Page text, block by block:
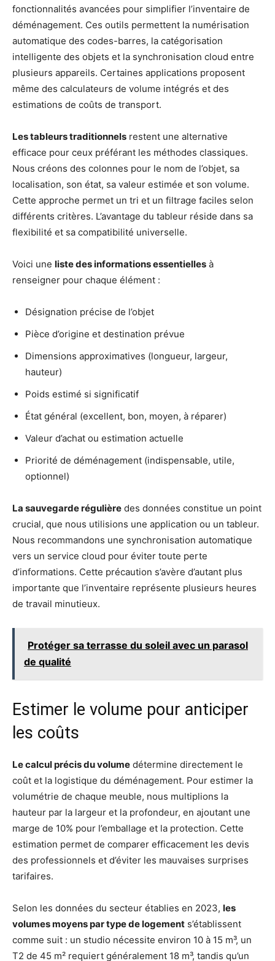
fonctionnalités avancées pour simplifier l’inventaire de
déménagement. Ces outils permettent la numérisation
automatique des codes-barres, la catégorisation
intelligente des objets et la synchronisation cloud entre
plusieurs appareils. Certaines applications proposent
même des calculateurs de volume intégrés et des
estimations de coûts de transport.
Les tableurs traditionnels restent une alternative
efficace pour ceux préférant les méthodes classiques.
Nous créons des colonnes pour le nom de l’objet, sa
localisation, son état, sa valeur estimée et son volume.
Cette approche permet un tri et un filtrage faciles selon
différents critères. L’avantage du tableur réside dans sa
flexibilité et sa compatibilité universelle.
Voici une liste des informations essentielles à
renseigner pour chaque élément :
Désignation précise de l’objet
Pièce d’origine et destination prévue
Dimensions approximatives (longueur, largeur,
hauteur)
Poids estimé si significatif
État général (excellent, bon, moyen, à réparer)
Valeur d’achat ou estimation actuelle
Priorité de déménagement (indispensable, utile,
optionnel)
La sauvegarde régulière des données constitue un point
crucial, que nous utilisions une application ou un tableur.
Nous recommandons une synchronisation automatique
vers un service cloud pour éviter toute perte
d’informations. Cette précaution s’avère d’autant plus
importante que l’inventaire représente plusieurs heures
de travail minutieux.
Protéger sa terrasse du soleil avec un parasol
de qualité
Estimer le volume pour anticiper
les coûts
Le calcul précis du volume détermine directement le
coût et la logistique du déménagement. Pour estimer la
volumétrie de chaque meuble, nous multiplions la
hauteur par la largeur et la profondeur, en ajoutant une
marge de 10% pour l’emballage et la protection. Cette
estimation permet de comparer efficacement les devis
des professionnels et d’éviter les mauvaises surprises
tarifaires.
Selon les données du secteur établies en 2023, les
volumes moyens par type de logement s’établissent
comme suit : un studio nécessite environ 10 à 15 m³, un
T2 de 45 m² requiert généralement 18 m³, tandis qu’un